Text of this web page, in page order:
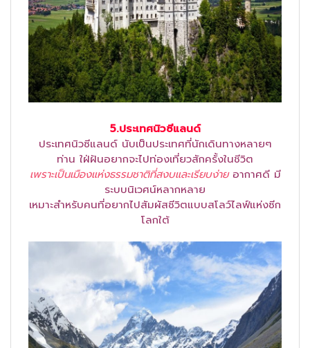
5.ประเทศนิวซีแลนด์
ประเทศนิวซีแลนด์ นับเป็นประเทศที่นักเดินทางหลายๆ
ท่าน ใฝ่ฝันอยากจะไปท่องเที่ยวสักครั้งในชีวิต
เพราะเป็นเมืองแห่งธรรมชาติที่สงบและเรียบง่ายอากาศดี มี
ระบบนิเวศน์หลากหลาย
เหมาะสำหรับคนที่อยากไปสัมผัสชีวิตแบบสโลว์ไลฟ์แห่งซีก
โลกใต้